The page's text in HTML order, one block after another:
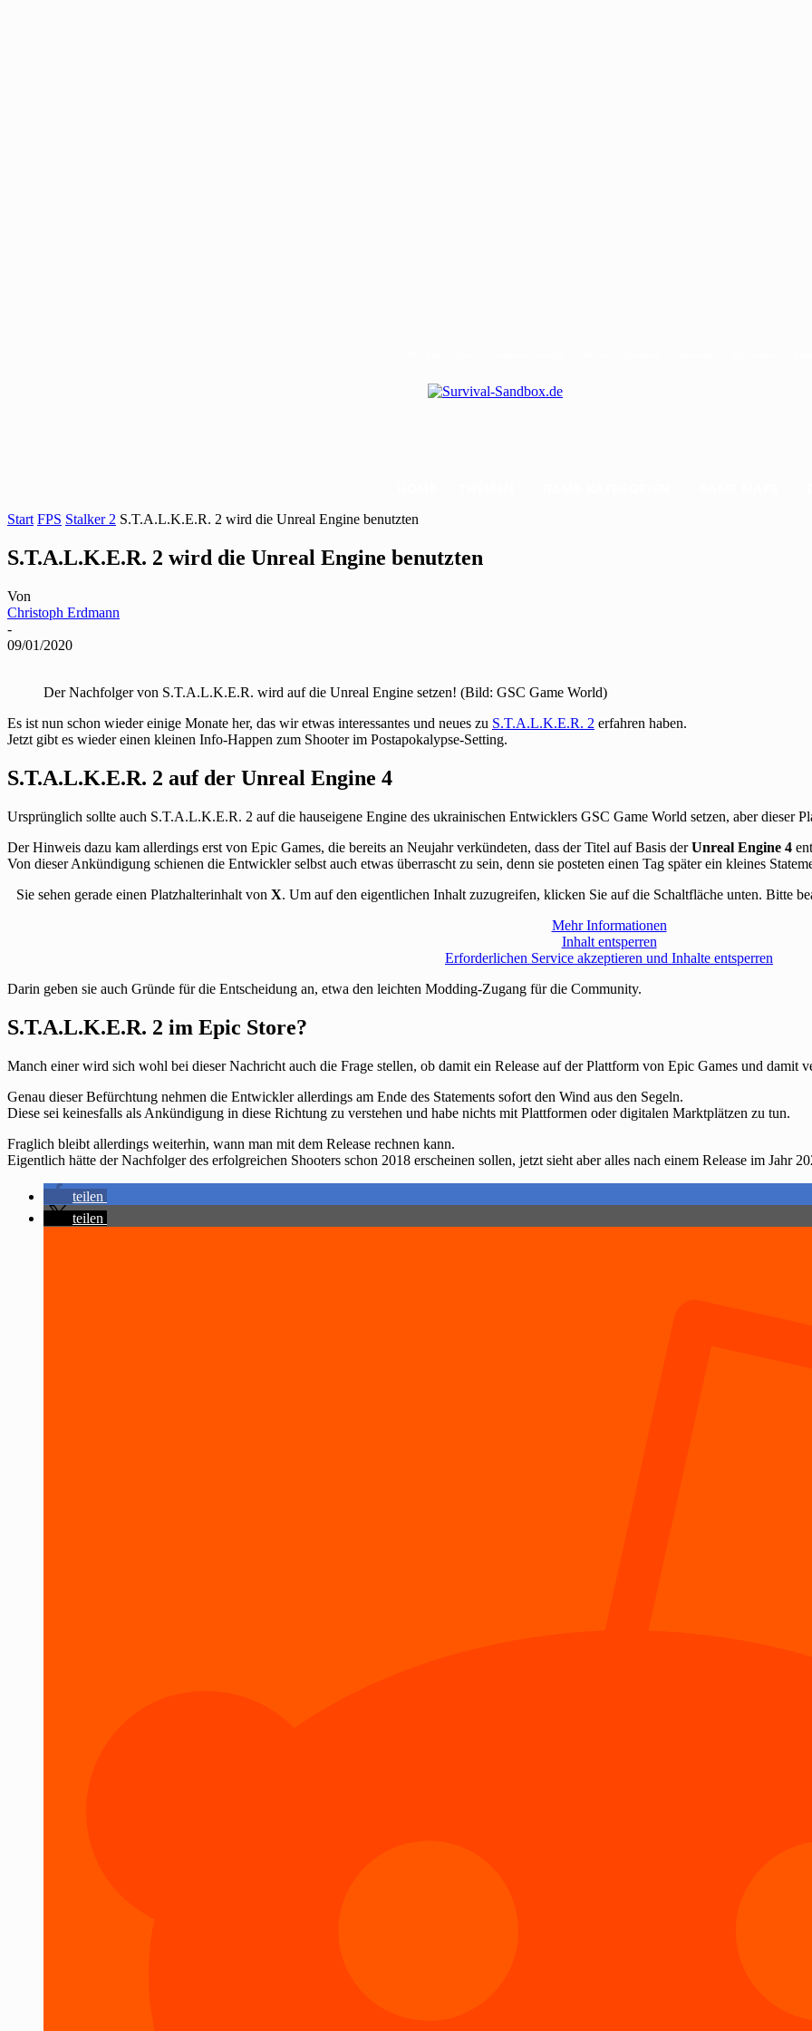
Start FPS Stalker 2 S.T.A.L.K.E.R. 2 wird die Unreal Engine benutzten
S.T.A.L.K.E.R. 2 wird die Unreal Engine benutzten
Von
Christoph Erdmann
-
09/01/2020
Der Nachfolger von S.T.A.L.K.E.R. wird auf die Unreal Engine setzen! (Bild: GSC Game World)
Es ist nun schon wieder einige Monate her, das wir etwas interessantes und neues zu S.T.A.L.K.E.R. 2 erfahren haben.
Jetzt gibt es wieder einen kleinen Info-Happen zum Shooter im Postapokalypse-Setting.
S.T.A.L.K.E.R. 2 auf der Unreal Engine 4
Ursprünglich sollte auch S.T.A.L.K.E.R. 2 auf die hauseigene Engine des ukrainischen Entwicklers GSC Game World setzen, aber dieser
Der Hinweis dazu kam allerdings erst von Epic Games, die bereits an Neujahr verkündeten, dass der Titel auf Basis derUnreal Engine 4
Von dieser Ankündigung schienen die Entwickler selbst auch etwas überrascht zu sein, denn sie posteten einen Tag später ein kleines
Sie sehen gerade einen Platzhalterinhalt von X. Um auf den eigentlichen Inhalt zuzugreifen, klicken Sie auf die Schaltfläche unten. Bitte
Mehr Informationen
Inhalt entsperren
Erforderlichen Service akzeptieren und Inhalte entsperren
Darin geben sie auch Gründe für die Entscheidung an, etwa den leichten Modding-Zugang für die Community.
S.T.A.L.K.E.R. 2 im Epic Store?
Manch einer wird sich wohl bei dieser Nachricht auch die Frage stellen, ob damit ein Release auf der Plattform von Epic Games und damit
Genau dieser Befürchtung nehmen die Entwickler allerdings am Ende des Statements sofort den Wind aus den Segeln.
Diese sei keinesfalls als Ankündigung in diese Richtung zu verstehen und habe nichts mit Plattformen oder digitalen Marktplätzen zu tun.
Fraglich bleibt allerdings weiterhin, wann man mit dem Release rechnen kann.
Eigentlich hätte der Nachfolger des erfolgreichen Shooters schon 2018 erscheinen sollen, jetzt sieht aber alles nach einem Release im Jahr
teilen
teilen